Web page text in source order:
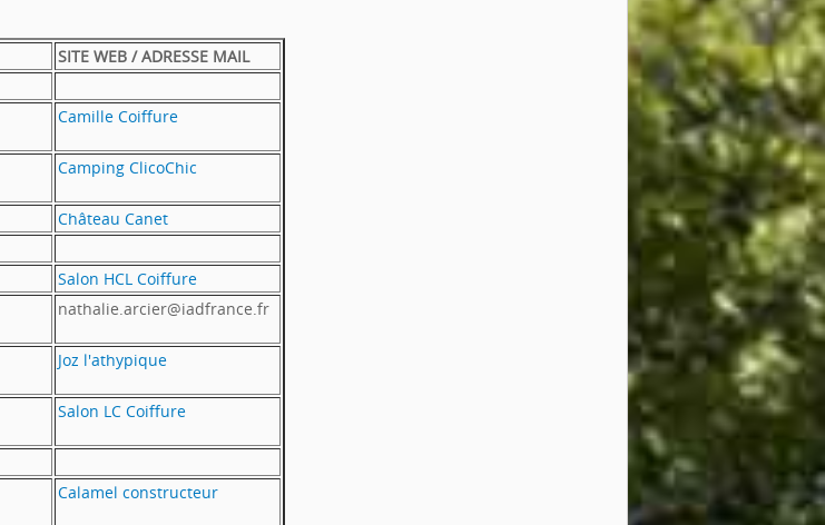
SITE WEB / ADRESSE MAIL
Camille Coiffure
Camping ClicoChic
Château Canet
Salon HCL Coiffure
nathalie.arcier@iadfrance.fr
Joz l'athypique
Salon LC Coiffure
Calamel constructeur